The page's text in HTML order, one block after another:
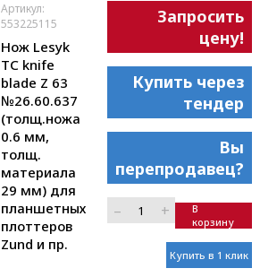
Артикул:
553225115
Нож Lesyk
TC knife
blade Z 63
№26.60.637
(толщ.ножа
0.6 мм,
толщ.
материала
29 мм) для
планшетных
плоттеров
Zund и пр.
Запросить
цену!
Купить через
тендер
Вы
перепродавец?
– +
В
корзину
Купить в 1 клик